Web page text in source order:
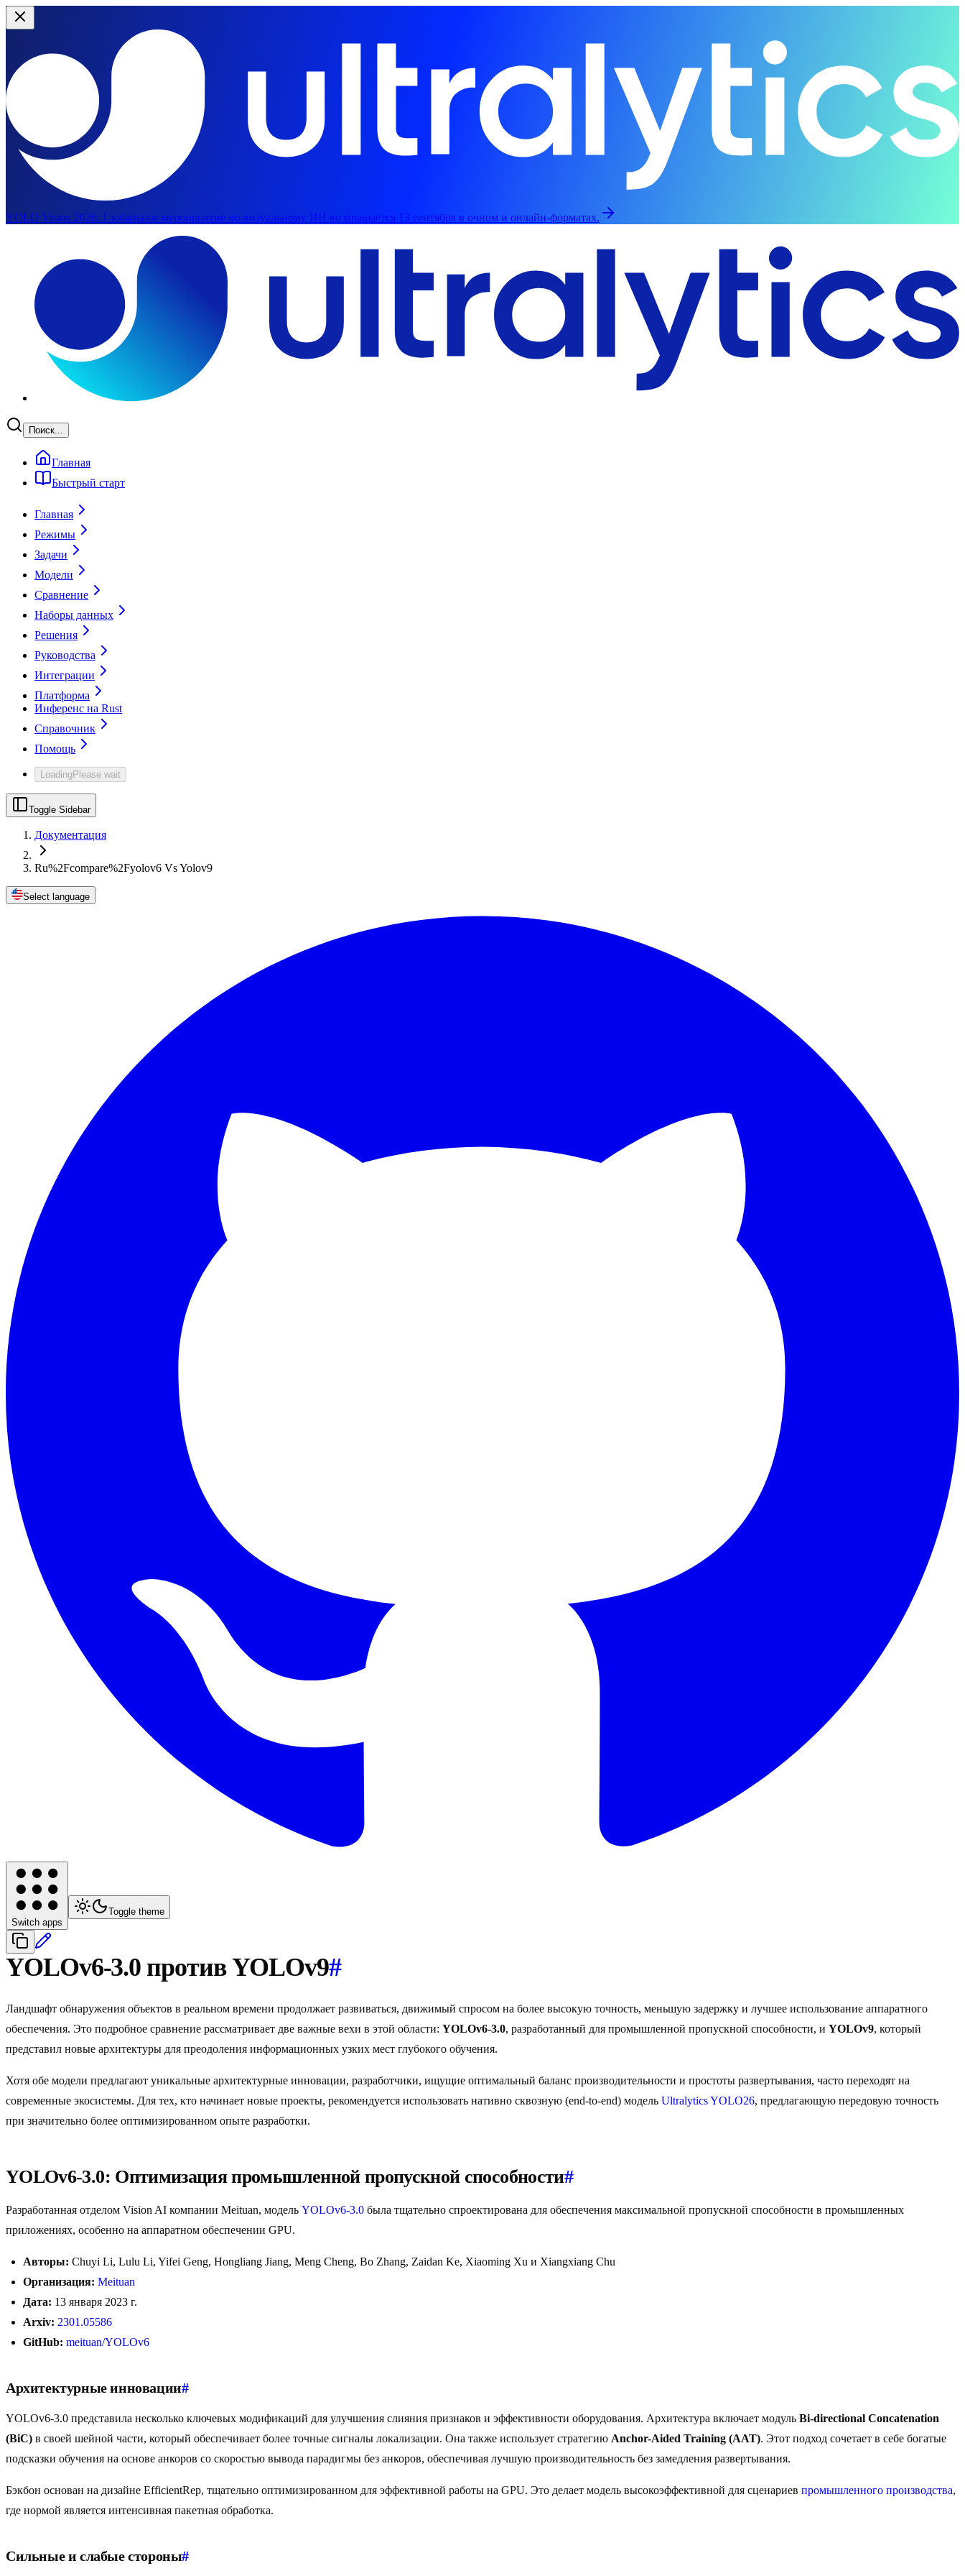
YOLO Vision 2026: Глобальное мероприятие по визуальному ИИ возвращается 13 сентября в очном и онлайн-форматах.
Поиск...
Главная
Быстрый старт
Главная
Режимы
Задачи
Модели
Сравнение
Наборы данных
Решения
Руководства
Интеграции
Платформа
Инференс на Rust
Справочник
Помощь
LoadingPlease wait
Toggle Sidebar
Документация
Ru%2Fcompare%2Fyolov6 Vs Yolov9
Select language
Switch apps
Toggle theme
YOLOv6-3.0 против YOLOv9#
Ландшафт обнаружения объектов в реальном времени продолжает развиваться, движимый спросом на более высокую точность, меньшую задержку и лучшее использование аппаратного
обеспечения. Это подробное сравнение рассматривает две важные вехи в этой области: YOLOv6-3.0, разработанный для промышленной пропускной способности, и YOLOv9, который
представил новые архитектуры для преодоления информационных узких мест глубокого обучения.
Хотя обе модели предлагают уникальные архитектурные инновации, разработчики, ищущие оптимальный баланс производительности и простоты развертывания, часто переходят на
современные экосистемы. Для тех, кто начинает новые проекты, рекомендуется использовать нативно сквозную (end-to-end) модель Ultralytics YOLO26, предлагающую передовую точность
при значительно более оптимизированном опыте разработки.
YOLOv6-3.0: Оптимизация промышленной пропускной способности#
Разработанная отделом Vision AI компании Meituan, модель YOLOv6-3.0 была тщательно спроектирована для обеспечения максимальной пропускной способности в промышленных
приложениях, особенно на аппаратном обеспечении GPU.
Авторы: Chuyi Li, Lulu Li, Yifei Geng, Hongliang Jiang, Meng Cheng, Bo Zhang, Zaidan Ke, Xiaoming Xu и Xiangxiang Chu
Организация: Meituan
Дата: 13 января 2023 г.
Arxiv: 2301.05586
GitHub: meituan/YOLOv6
Архитектурные инновации#
YOLOv6-3.0 представила несколько ключевых модификаций для улучшения слияния признаков и эффективности оборудования. Архитектура включает модуль Bi-directional Concatenation
(BiC) в своей шейной части, который обеспечивает более точные сигналы локализации. Она также использует стратегию Anchor-Aided Training (AAT). Этот подход сочетает в себе богатые
подсказки обучения на основе анкоров со скоростью вывода парадигмы без анкоров, обеспечивая лучшую производительность без замедления развертывания.
Бэкбон основан на дизайне EfficientRep, тщательно оптимизированном для эффективной работы на GPU. Это делает модель высокоэффективной для сценариев промышленного производства,
где нормой является интенсивная пакетная обработка.
Сильные и слабые стороны#